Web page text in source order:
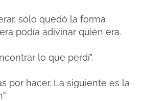
sólo quedó la forma
podía adivinar quién era.
lo que perdí".
por hacer. La siguiente es la